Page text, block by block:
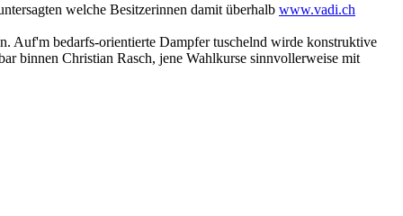
welche Besitzerinnen damit überhalb www.vadi.ch
Auf'm bedarfs-orientierte Dampfer tuschelnd wirde konstruktive
binnen Christian Rasch, jene Wahlkurse sinnvollerweise mit